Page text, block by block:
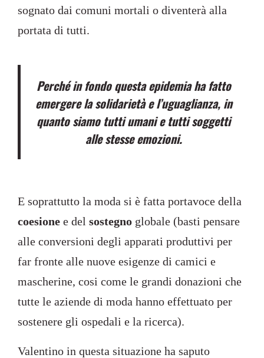
sognato dai comuni mortali o diventerà alla
portata di tutti.
Perché in fondo questa epidemia ha fatto
emergere la solidarietà e l’uguaglianza, in
quanto siamo tutti umani e tutti soggetti
alle stesse emozioni.
E soprattutto la moda si è fatta portavoce della
coesione e del sostegno globale (basti pensare
alle conversioni degli apparati produttivi per
far fronte alle nuove esigenze di camici e
mascherine, cosi come le grandi donazioni che
tutte le aziende di moda hanno effettuato per
sostenere gli ospedali e la ricerca).
Valentino in questa situazione ha saputo